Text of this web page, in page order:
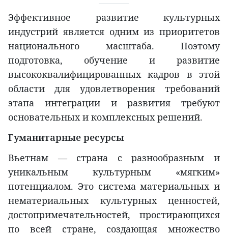
Эффективное развитие культурных
индустрий является одним из приоритетов
национального масштаба. Поэтому
подготовка, обучение и развитие
высококвалифицированных кадров в этой
области для удовлетворения требований
этапа интеграции и развития требуют
основательных и комплексных решений.
Гуманитарные ресурсы
Вьетнам — страна с разнообразным и
уникальным культурным «мягким»
потенциалом. Это система материальных и
нематериальных культурных ценностей,
достопримечательностей, простирающихся
по всей стране, создающая множество